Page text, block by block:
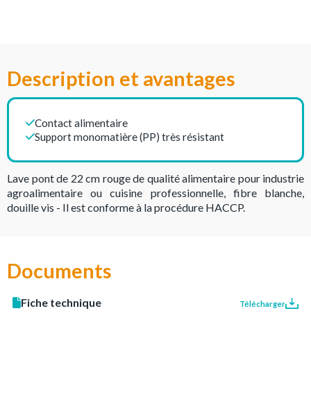
Description et avantages
Contact alimentaire
Support monomatière (PP) très résistant
Lave pont de 22 cm rouge de qualité alimentaire pour industrie
agroalimentaire ou cuisine professionnelle, fibre blanche,
douille vis - Il est conforme à la procédure HACCP.
Documents
Fiche technique Télécharger